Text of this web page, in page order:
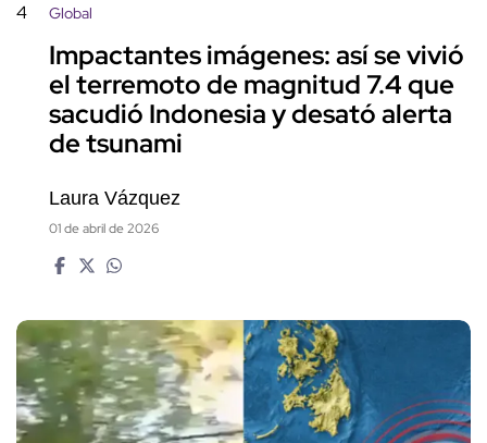
4 Global
Impactantes imágenes: así se vivió
el terremoto de magnitud 7.4 que
sacudió Indonesia y desató alerta
de tsunami
Laura Vázquez
01 de abril de 2026